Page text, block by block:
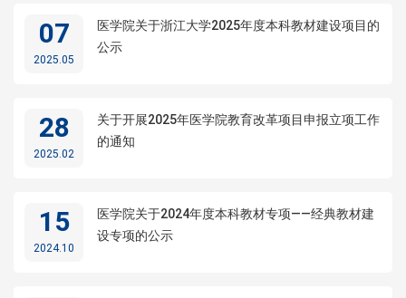
07
2025.05
医学院关于浙江大学2025年度本科教材建设项目的
公示
28
2025.02
关于开展2025年医学院教育改革项目申报立项工作
的通知
15
2024.10
医学院关于2024年度本科教材专项——经典教材建
设专项的公示